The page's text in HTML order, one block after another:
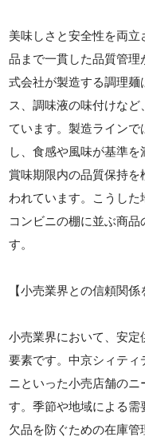
美味しさと安全性を両
品まで一貫した品質管
式会社が製造する調理
ス、調味液の味付けな
ています。製造ライン
し、食感や風味が基準を
賞味期限内の品質保持
われています。こうし
コンビニの棚に並ぶ商
す。
【小売業界との信頼関係
小売業界において、安
要素です。中京シィテ
ニといった小売店舗のニ
す。季節や地域による需
欠品を防ぐための在庫